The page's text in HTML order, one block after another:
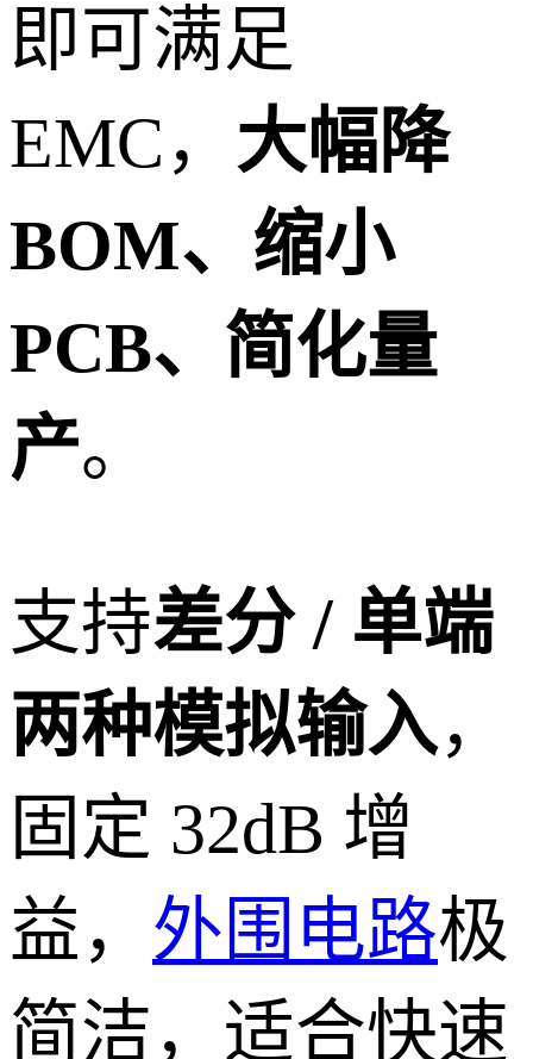
即可满足
EMC， 大幅降
BOM、缩小
PCB、简化量
产。
支持差分 / 单端
两种模拟输入，
固定 32dB 增
益， 外围电路极
简洁，适合快速